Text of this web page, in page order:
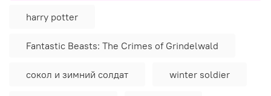
harry potter
Fantastic Beasts: The Crimes of Grindelwald
сокол и зимний солдат winter soldier